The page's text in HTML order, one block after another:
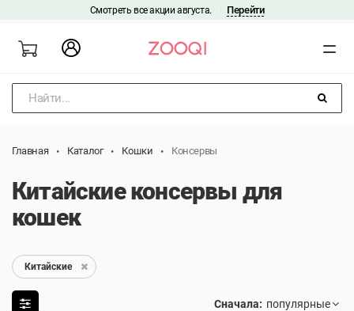
Смотреть все акции августа. Перейти
Найти...
Главная Каталог Кошки Консервы
Китайские консервы для
кошек
Китайские
Сначала: